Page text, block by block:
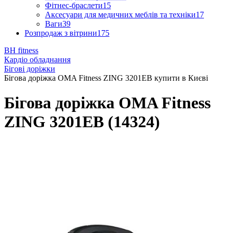
Фітнес-браслети15
Аксесуари для медичних меблів та техніки17
Ваги39
Розпродаж з вітрини175
BH fitness
Кардіо обладнання
Бігові доріжки
Бігова доріжка OMA Fitness ZING 3201EB купити в Києві
Бігова доріжка OMA Fitness
ZING 3201EB (14324)